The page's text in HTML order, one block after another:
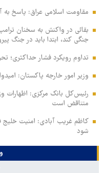
مقاومت اسلامی عراق: پاسخ به
بقائی در واکنش به سخنان
جنگی کند، ابتدا باید در جنگ
تداوم رویکرد فشار حداکثری؛
وزیر امور خارجه پاکستان:
رئیس‌کل بانک مرکزی: اظهارات
متناقض است
کاظم غریب آبادی: امنیت
شود